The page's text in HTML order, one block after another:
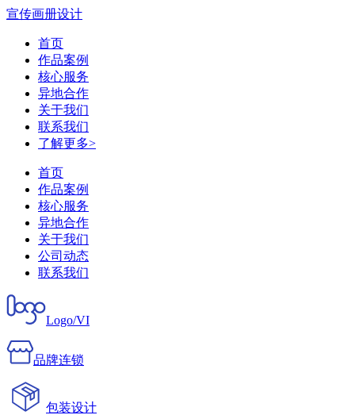
宣传画册设计
首页
作品案例
核心服务
异地合作
关于我们
联系我们
了解更多>
首页
作品案例
核心服务
异地合作
关于我们
公司动态
联系我们
Logo/VI
品牌连锁
包装设计